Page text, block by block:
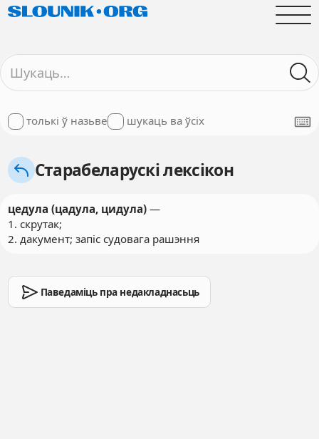
толькі ў назьве шукаць ва ўсіх
Старабеларускі лексікон
цедула (цадула, цидула)—
1. скрутак;
2. дакумент; запіс судовага рашэння
Паведаміць пра недакладнасьць